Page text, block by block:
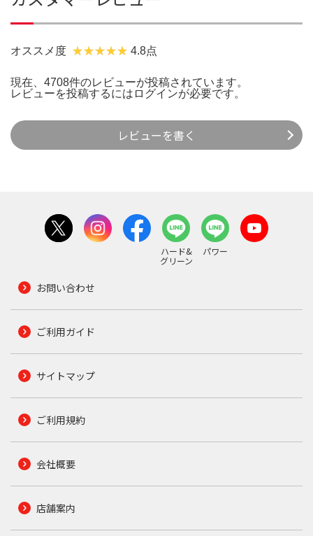
オススメ度 4.8点
現在、4708件のレビューが投稿されています。
レビューを投稿するには ログインが必要です。
レビューを書く
ハード&
グリーン
パワー
お問い合わせ
ご利用ガイド
サイトマップ
ご利用規約
会社概要
店舗案内